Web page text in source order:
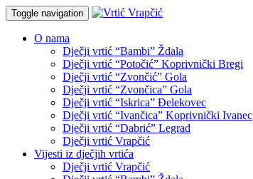
Toggle navigation
O nama
Dječji vrtić “Bambi” Ždala
Dječji vrtić “Potočić” Koprivnički Bregi
Dječji vrtić “Zvončić” Gola
Dječji vrtić “Zvončica” Gola
Dječji vrtić “Iskrica” Đelekovec
Dječji vrtić “Ivančica” Koprivnički Ivanec
Dječji vrtić “Dabrić” Legrad
Dječji vrtić Vrapčić
Vijesti iz dječjih vrtića
Dječji vrtić Vrapčić